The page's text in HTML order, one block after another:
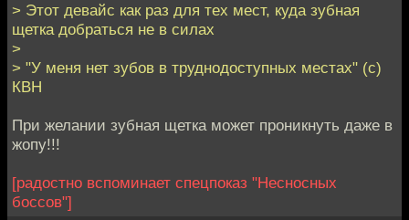
> Этот девайс как раз для тех мест, куда зубная
щетка добраться не в силах
>
> "У меня нет зубов в труднодоступных местах" (с)
КВН
При желании зубная щетка может проникнуть даже в
жопу!!!
[радостно вспоминает спецпоказ "Несносных
боссов"]